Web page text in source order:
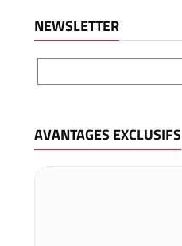
NEWSLETTER
AVANTAGES EXCLUSIFS